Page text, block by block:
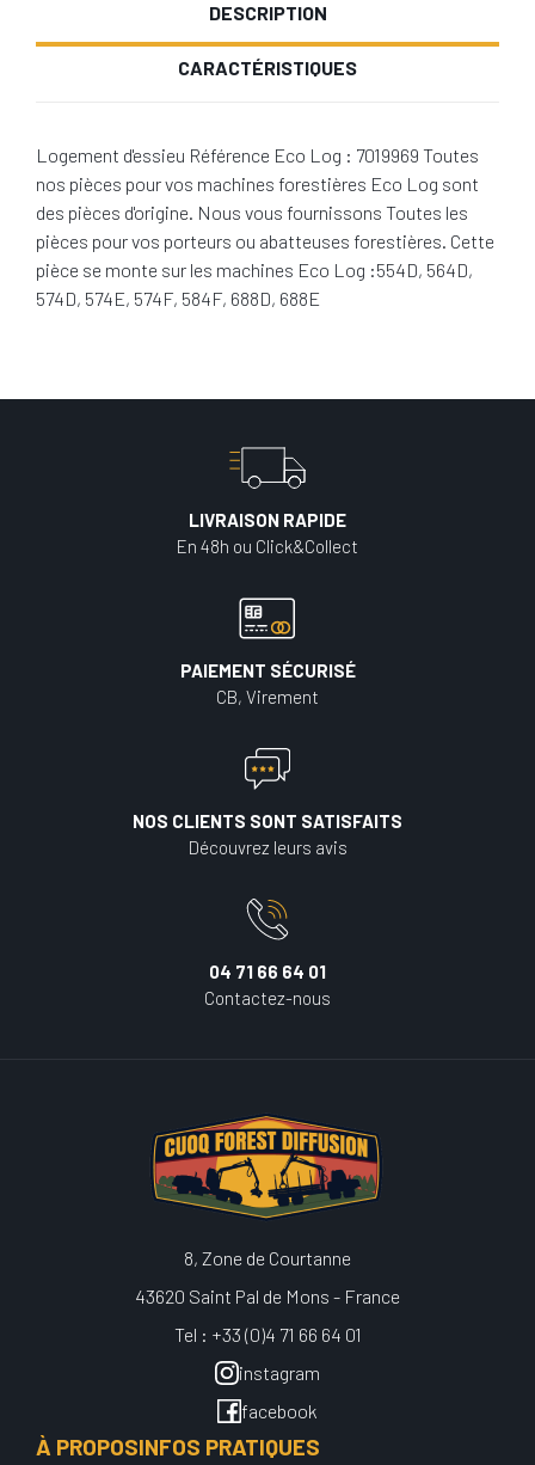
DESCRIPTION
CARACTÉRISTIQUES
Logement d'essieu Référence Eco Log : 7019969 Toutes
nos pièces pour vos machines forestières Eco Log sont
des pièces d'origine. Nous vous fournissons Toutes les
pièces pour vos porteurs ou abatteuses forestières. Cette
pièce se monte sur les machines Eco Log :554D, 564D,
574D, 574E, 574F, 584F, 688D, 688E
LIVRAISON RAPIDE
En 48h ou Click&Collect
PAIEMENT SÉCURISÉ
CB, Virement
NOS CLIENTS SONT SATISFAITS
Découvrez leurs avis
04 71 66 64 01
Contactez-nous
8, Zone de Courtanne
43620 Saint Pal de Mons - France
Tel : +33 (0)4 71 66 64 01
instagram
facebook
À PROPOSINFOS PRATIQUES